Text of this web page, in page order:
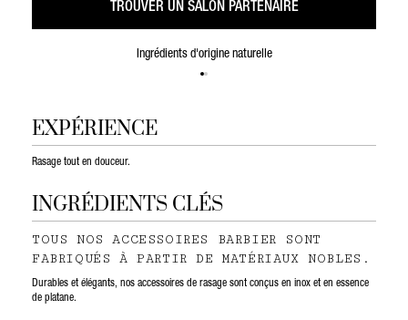
TROUVER UN SALON PARTENAIRE
Ingrédients d'origine naturelle
EXPÉRIENCE
Rasage tout en douceur.
INGRÉDIENTS CLÉS
TOUS NOS ACCESSOIRES BARBIER SONT
FABRIQUÉS À PARTIR DE MATÉRIAUX NOBLES.
Durables et élégants, nos accessoires de rasage sont conçus en inox et en essence
de platane.